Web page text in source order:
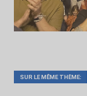
SUR LE MÊME THÈME: